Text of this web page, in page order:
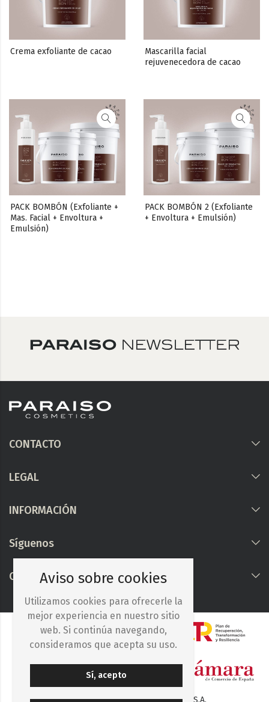
Crema exfoliante de cacao
Mascarilla facial
rejuvenecedora de cacao
PACK BOMBÓN (Exfoliante +
Mas. Facial + Envoltura +
Emulsión)
PACK BOMBÓN 2 (Exfoliante
+ Envoltura + Emulsión)
CONTACTO
LEGAL
INFORMACIÓN
Síguenos
COLABORAMOS CON
© 2025. Iberocelulosa Madrileña, S.A.
Aviso sobre cookies
Utilizamos cookies para ofrecerle la
mejor experiencia en nuestro sitio
web. Si continúa navegando,
consideramos que acepta su uso.
Sí, acepto